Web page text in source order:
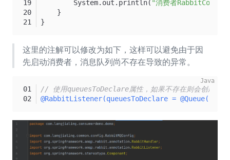
        System.out.println(
"消费者
    }
}
这里的注解可以修改为如下，这样可以避免由于因
先启动消费者，消息队列尚不存在导致的异常。
// 使用queuesToDeclare属性，如果不存在则会创建队列
@RabbitListener(queuesToDeclare =